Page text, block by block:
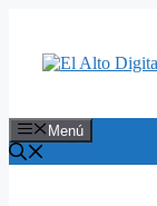
contenido
Menú